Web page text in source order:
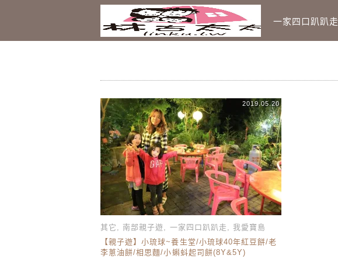
Main Menu
一家四口趴趴走
其它 , 南部親子遊, 一家四口趴趴走 ,我愛寶島
2019.05.20
【親子遊】小琉球~養生堂/小琉球40年紅豆餅/老
李蔥油餅/相思麵/小蝌蚪起司餅(8Y&5Y)